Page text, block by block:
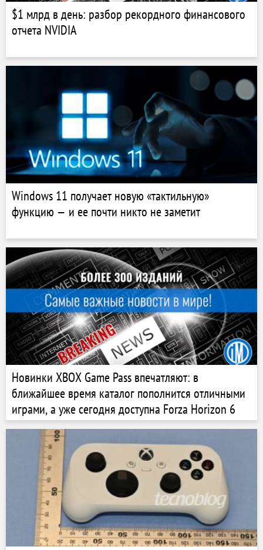
$1 млрд в день: разбор рекордного финансового
отчета NVIDIA
Windows 11 получает новую «тактильную»
функцию — и ее почти никто не заметит
Новинки XBOX Game Pass впечатляют: в
ближайшее время каталог пополнится отличными
играми, а уже сегодня доступна Forza Horizon 6